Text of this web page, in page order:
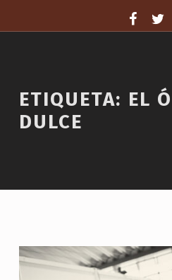
ETIQUETA: EL
DULCE